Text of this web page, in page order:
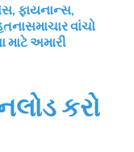
ફાયનાન્સ,
વાંચો
માટે અમારી
કરો